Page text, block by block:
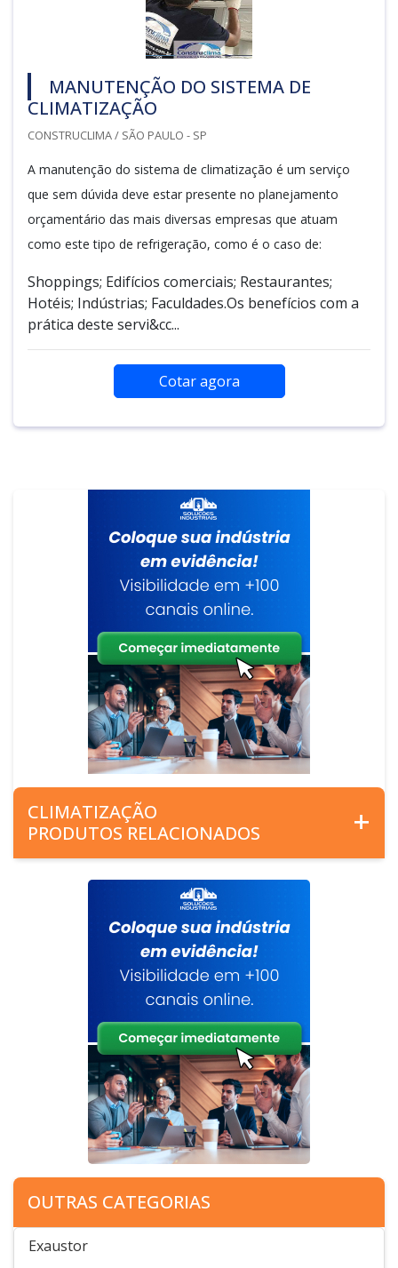
MANUTENÇÃO DO SISTEMA DE
CLIMATIZAÇÃO
CONSTRUCLIMA / SÃO PAULO - SP
A manutenção do sistema de climatização é um serviço
que sem dúvida deve estar presente no planejamento
orçamentário das mais diversas empresas que atuam
como este tipo de refrigeração, como é o caso de:
Shoppings; Edifícios comerciais; Restaurantes;
Hotéis; Indústrias; Faculdades.Os benefícios com a
prática deste servi&cc...
Cotar agora
CLIMATIZAÇÃO
PRODUTOS RELACIONADOS
OUTRAS CATEGORIAS
Exaustor